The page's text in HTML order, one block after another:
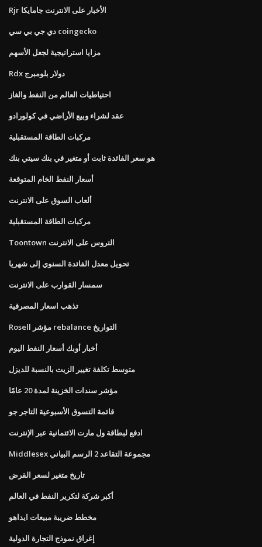
Rjr الأخبار على الانترنت جامايكا
دي جي بي سي coingecko
مزايا استراتيجية لجعل الأسهم
Rdx دولار بلومبرج
احتياطيات العالم من النفط والغاز
عقد لشراء وبيع الأراضي في كولورادو
مركبات الطاقة المستقبلية
هو سعر الفائدة ثابت أو متغير في بنك سيتي بنك
أسعار النفط الخام المتوقعة
ألعاب السوق على الانترنت
مركبات الطاقة المستقبلية
Toontown التروس على الانترنت
تحويل معدل الفائدة السنوي إلى شهريا
سمسار القوارب على الانترنت
تذهب اسعار المصرفية
Rosell مؤشر rebalance التواريخ
أخبار أوبك أسعار النفط اليوم
متوسط ​​تكلفة تغيير الزيت بالنسبة للديزل
مؤشر سندات الخزينة لمدة 20 عامًا
قائمة التسوق الأسبوعية التاجر جو
ادفع لبطاقة ول مارت الائتمانية عبر الإنترنت
Middlesex مجموعة التقاعد 2 الرسم البياني
تاريخ متغير لسعر القرض
أكبر شركة لتكرير النفط في العالم
مخطط ضريبة مبيعات ايداهو
إغراق نموذج التجارة الدولية